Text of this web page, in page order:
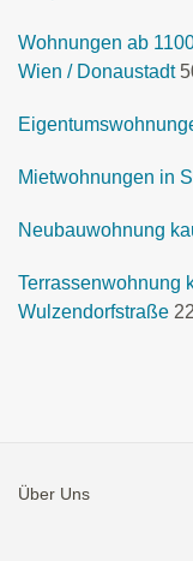
Wohnungen ab
Wien / Donaustadt
Mietwohnungen in
Neubauwohnung
Terrassenwohnung
Wulzendorfstraße
Über Uns